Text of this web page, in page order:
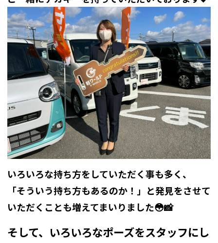
いろいろな持ち方をしていただく事も多く、
「そういう持ち方もあるのか！」と発見をさせて
いただくことも増えてまいりました😳📸
そして、いろいろなポーズをスタッフにし